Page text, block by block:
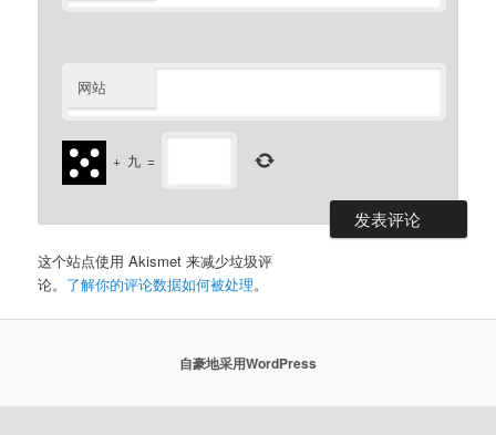
网站
+ 九 =
这个站点使用 Akismet 来减少垃圾评
论。 了解你的评论数据如何被处理。
自豪地采用WordPress